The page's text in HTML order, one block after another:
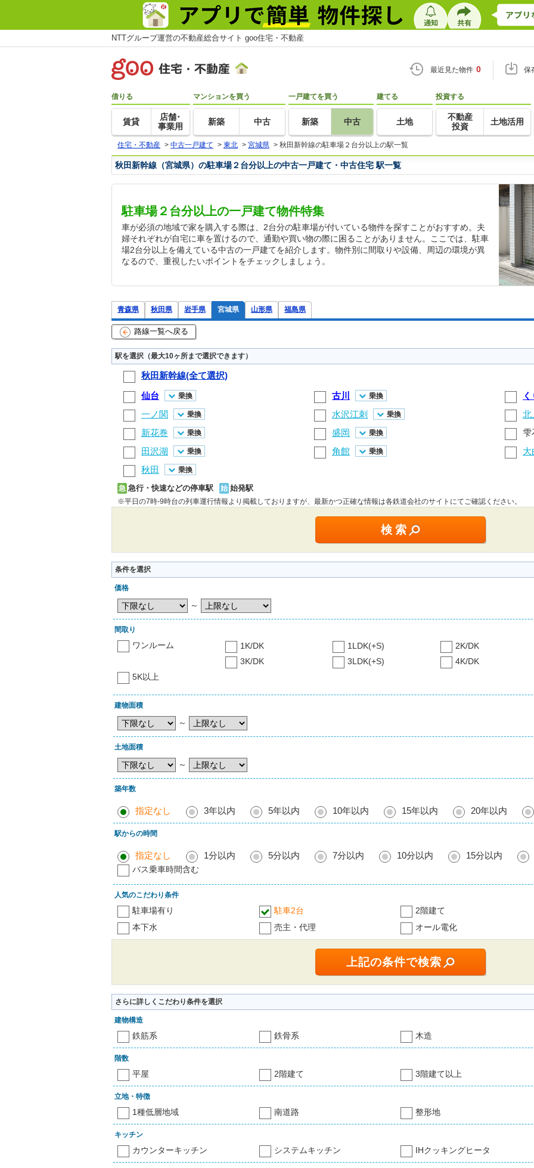
NTTグループ運営の不動産総合サイト goo住宅・不動産
最近見た物件 0 保
借りる
賃貸
店舗･
事業用
マンションを買う
新築 中古
一戸建てを買う
新築 中古
建てる
土地
投資する
不動産
投資
土地活用
住宅・不動産 > 中古一戸建て > 東北 > 宮城県 > 秋田新幹線の駐車場２台分以上の駅一覧
秋田新幹線（宮城県）の駐車場２台分以上の中古一戸建て・中古住宅 駅一覧
駐車場２台分以上の一戸建て物件特集
車が必須の地域で家を購入する際は、2台分の駐車場が付いている物件を探すことがおすすめ。夫
婦それぞれが自宅に車を置けるので、通勤や買い物の際に困ることがありません。ここでは、駐車
場2台分以上を備えている中古の一戸建てを紹介します。物件別に間取りや設備、周辺の環境が異
なるので、重視したいポイントをチェックしましょう。
青森県 秋田県 岩手県 宮城県 山形県 福島県
路線一覧へ戻る
駅を選択（最大10ヶ所まで選択できます）
秋田新幹線(全て選択)
仙台
乗換 古川 乗換
一ノ関 乗換 水沢江刺 乗換 北
新花巻 乗換 盛岡 乗換 雫
田沢湖 乗換 角館 乗換 大
秋田 乗換
急 急行・快速などの停車駅 始 始発駅
※平日の7時-9時台の列車運行情報より掲載しておりますが、最新かつ正確な情報は各鉄道会社のサイトにてご確認ください。
条件を選択
価格
～
間取り
ワンルーム 1K/DK 1LDK(+S) 2K/DK
3K/DK
3LDK(+S) 4K/DK
5K以上
建物面積
～
土地面積
～
築年数
指定なし 3年以内 5年以内 10年以内 15年以内 20年以内
駅からの時間
指定なし 1分以内 5分以内 7分以内 10分以内 15分以内
バス乗車時間含む
人気のこだわり条件
駐車場有り 駐車2台 2階建て
本下水
売主・代理 オール電化
さらに詳しくこだわり条件を選択
建物構造
鉄筋系 鉄骨系 木造
階数
平屋 2階建て 3階建て以上
立地・特徴
1種低層地域 南道路 整形地
キッチン
カウンターキッチン システムキッチン IHクッキングヒータ